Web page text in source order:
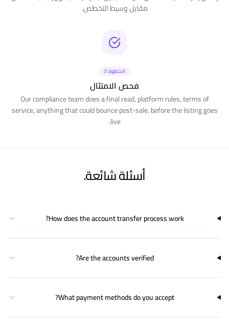
مقابل وسيط التخصُّص.
الخطوة 3
فحص الامتثال
Our compliance team does a final read, platform rules, terms of
service, anything that could bounce post-sale, before the listing goes
live.
أسئلة شائعة.
How does the account transfer process work?
Are the accounts verified?
What payment methods do you accept?